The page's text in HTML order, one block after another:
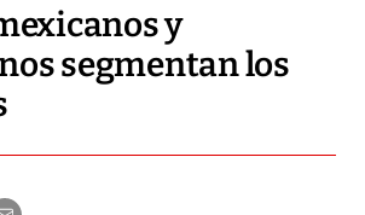
y
segmentan los